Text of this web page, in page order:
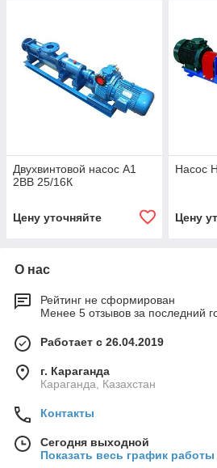
Двухвинтовой насос А1
2ВВ 25/16К
Цену уточняйте
Насос
Цену
О нас
Рейтинг не сформирован
Менее 5 отзывов за последний
Работает с 26.04.2019
г. Караганда
Караганда, Казахстан
Контакты
Сегодня выходной
Показать весь график работы